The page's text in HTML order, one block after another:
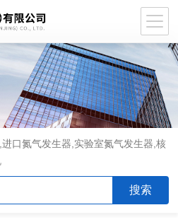
口氮气发生器,实验室氮气发生器,核